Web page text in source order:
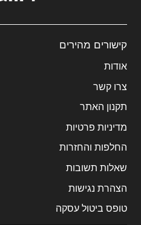
קישורים מהירים
אודות
צרו קשר
תקנון האתר
מדיניות פרטיות
החלפות והחזרות
שאלות תשובות
הצהרת נגישות
טופס ביטול עסקה